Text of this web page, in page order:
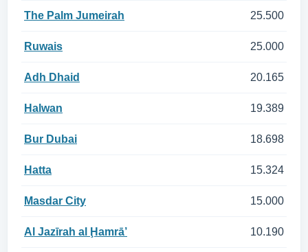
The Palm Jumeirah 25.500
Ruwais 25.000
Adh Dhaid 20.165
Halwan 19.389
Bur Dubai 18.698
Hatta 15.324
Masdar City 15.000
Al Jazīrah al Ḩamrā’ 10.190